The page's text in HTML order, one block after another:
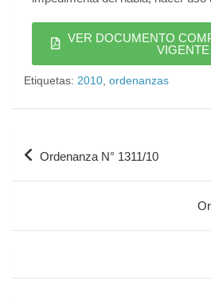
VER DOCUMENTO
VIGENTE
Etiquetas: 2010 ordenanzas
Ordenanza N° 1311/10